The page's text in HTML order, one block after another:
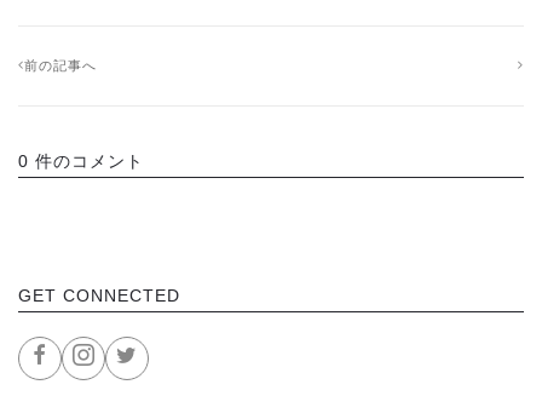
前の記事へ
0 件のコメント
GET CONNECTED